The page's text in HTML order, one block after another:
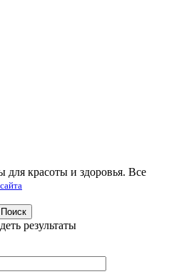
красоты и здоровья. Все
Поиск
результаты